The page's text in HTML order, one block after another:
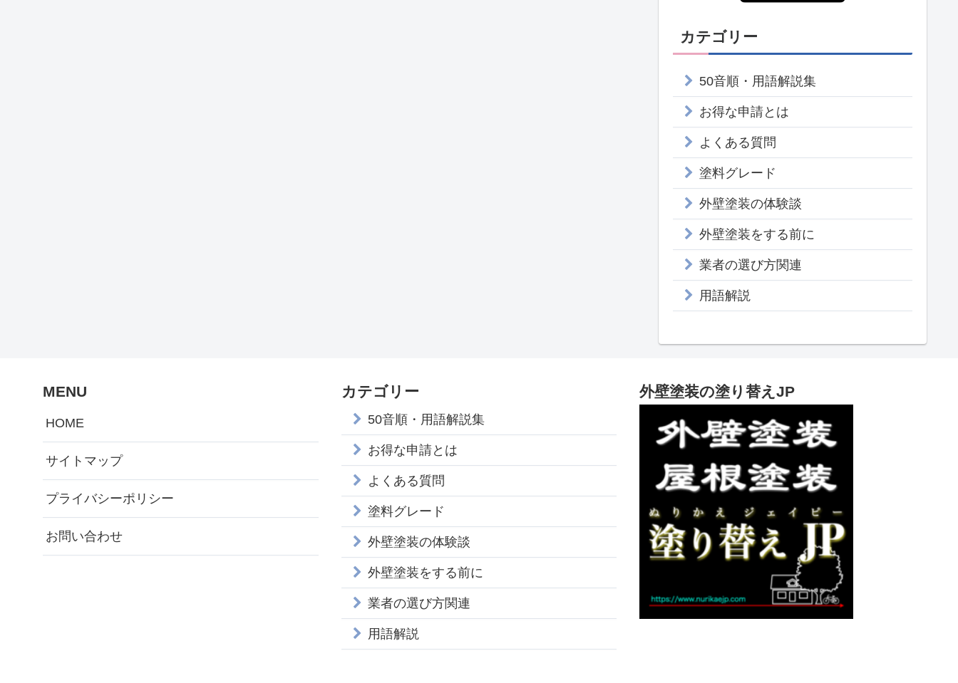
カテゴリー
50音順・用語解説集
お得な申請とは
よくある質問
塗料グレード
外壁塗装の体験談
外壁塗装をする前に
業者の選び方関連
用語解説
MENU
HOME
サイトマップ
プライバシーポリシー
お問い合わせ
カテゴリー
50音順・用語解説集
お得な申請とは
よくある質問
塗料グレード
外壁塗装の体験談
外壁塗装をする前に
業者の選び方関連
用語解説
外壁塗装の塗り替えJP